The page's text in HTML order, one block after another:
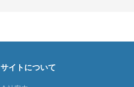
サイトについて